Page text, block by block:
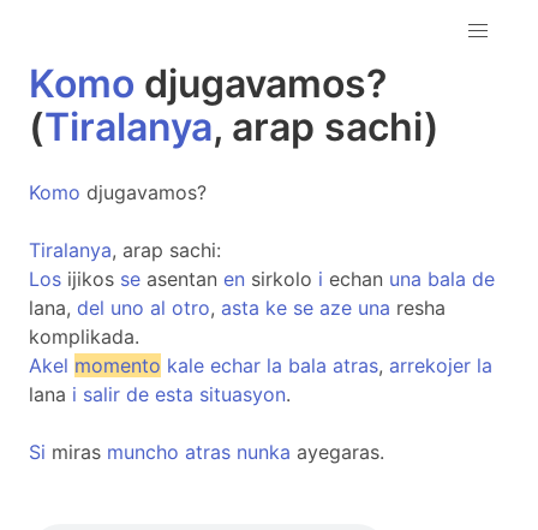
Komo djugavamos?
(Tiralanya, arap sachi)
Komo djugavamos?
Tiralanya, arap sachi:
Los ijikos se asentan en sirkolo i echan una bala de
lana, del uno al otro, asta ke se aze una resha
komplikada.
Akel momento kale echar la bala atras, arrekojer la
lana i salir de esta situasyon.
Si miras muncho atras nunka ayegaras.